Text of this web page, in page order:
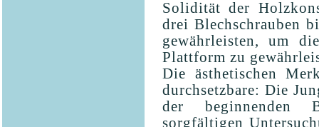
Solidität der
drei Blechschrauben
gewährleisten, um
Plattform zu
Die ästhetischen
durchsetzbare: Die
der beginnenden
sorgfältigen